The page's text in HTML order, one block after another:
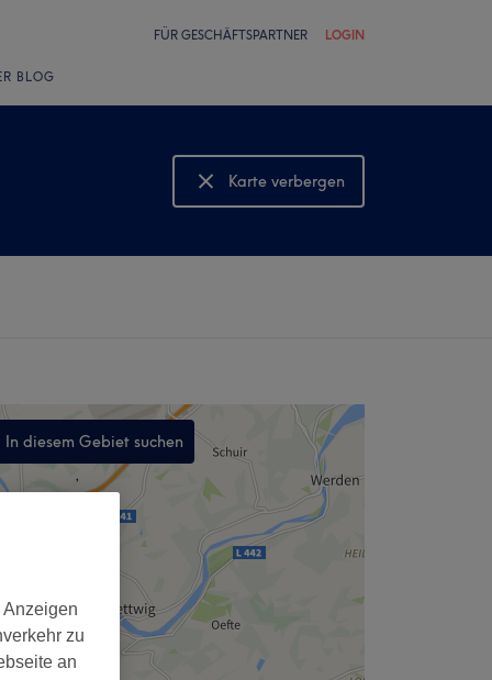
FÜR GESCHÄFTSPARTNER LOGIN
BLOG
Karte verbergen
Karte anzeigen
In diesem Gebiet suchen
,
zu
an